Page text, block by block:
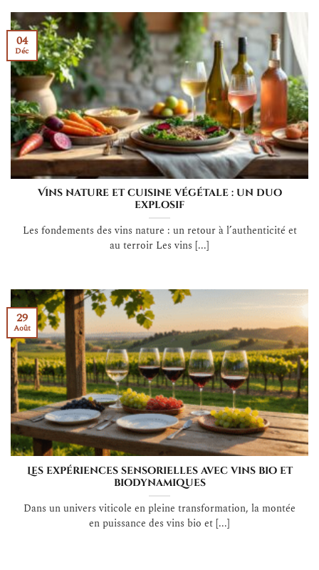
Vins nature et cuisine végétale : un duo
explosif
Les fondements des vins nature : un retour à l’authenticité et
au terroir Les vins [...]
04
Déc
Les expériences sensorielles avec vins bio et
biodynamiques
Dans un univers viticole en pleine transformation, la montée
en puissance des vins bio et [...]
29
Août